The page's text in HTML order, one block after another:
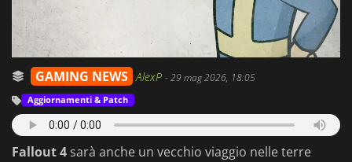
GAMING NEWS AlexP -29 mag 2026, 18:05
Aggiornamenti & Patch
Fallout 4 sarà anche un vecchio viaggio nelle terre